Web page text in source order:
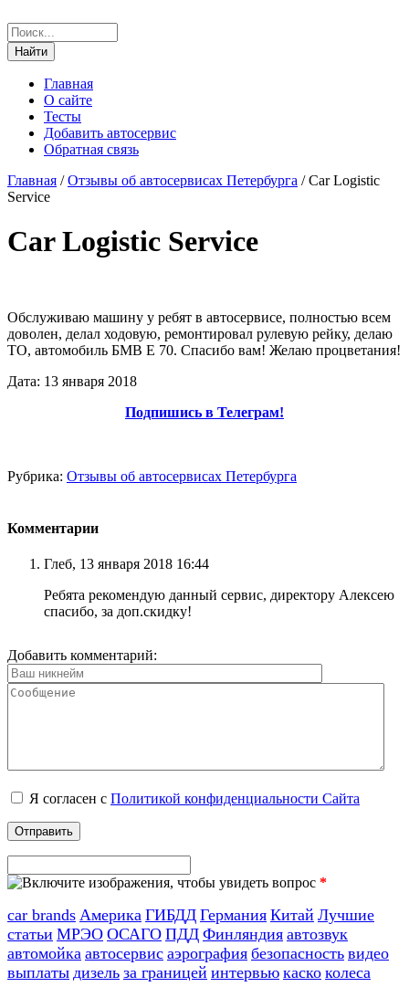
Главная
О сайте
Тесты
Добавить автосервис
Обратная связь
Главная /Отзывы об автосервисах Петербурга /Car Logistic
Service
Car Logistic Service
Обслуживаю машину у ребят в автосервисе, полностью всем
доволен, делал ходовую, ремонтировал рулевую рейку, делаю
ТО, автомобиль БМВ Е 70. Спасибо вам! Желаю процветания!
Дата: 13 января 2018
Подпишись в Телеграм!
Рубрика: Отзывы об автосервисах Петербурга
Комментарии
Глеб, 13 января 2018 16:44
Ребята рекомендую данный сервис, директору Алексею
спасибо, за доп.скидку!
Добавить комментарий:
Я согласен с Политикой конфиденциальности Сайта
*
car brands Америка ГИБДД Германия Китай Лучшие
статьи МРЭО ОСАГО ПДД Финляндия автозвук
автомойка автосервис аэрография безопасность видео
выплаты дизель за границей интервью каско колеса